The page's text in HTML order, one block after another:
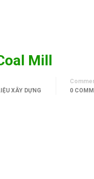
Mill
XÂY DỰNG
0